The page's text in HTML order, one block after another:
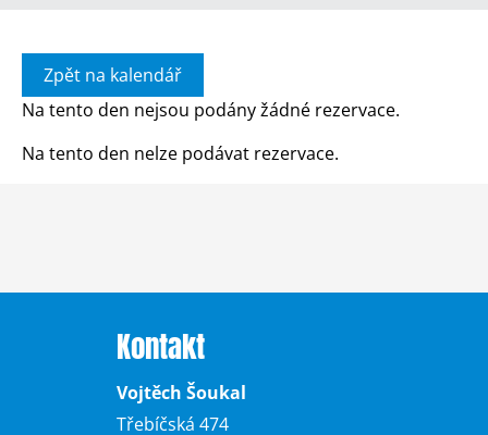
Zpět na kalendář
Na tento den nejsou podány žádné rezervace.
Na tento den nelze podávat rezervace.
Kontakt
Vojtěch Šoukal
Třebíčská 474